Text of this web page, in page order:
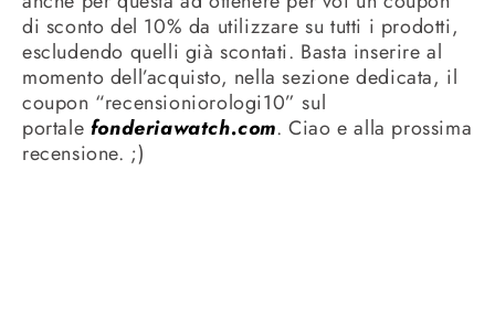
di sconto del 10% da utilizzare su tutti i prodotti,
escludendo quelli già scontati. Basta inserire al
momento dell’acquisto, nella sezione dedicata, il
coupon “recensioniorologi10” sul
portale fonderiawatch.com. Ciao e alla prossima
recensione. ;)